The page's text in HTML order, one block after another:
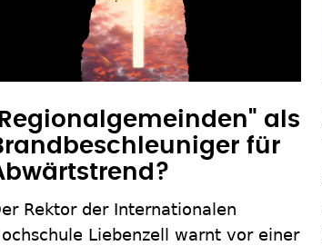
als
für
Rektor der Internationalen
Liebenzell warnt vor einer